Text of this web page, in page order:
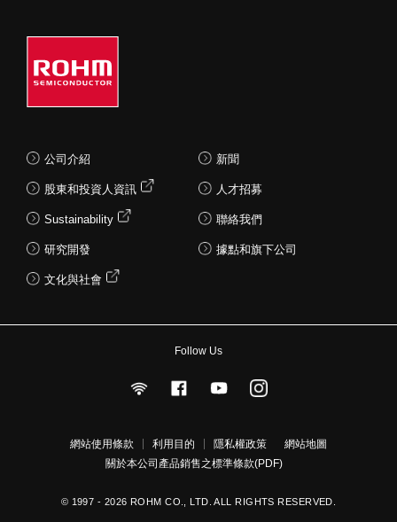
公司介紹
股東和投資人資訊
Sustainability
研究開發
文化與社會
新聞
人才招募
聯絡我們
據點和旗下公司
Follow Us
網站使用條款 利用目的 隱私權政策
網站地圖
關於本公司產品銷售之標準條款(PDF)
© 1997 - 2026 ROHM CO., LTD. ALL RIGHTS RESERVED.